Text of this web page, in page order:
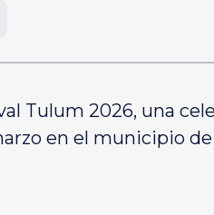
Tulum 2026, una
en el municipio